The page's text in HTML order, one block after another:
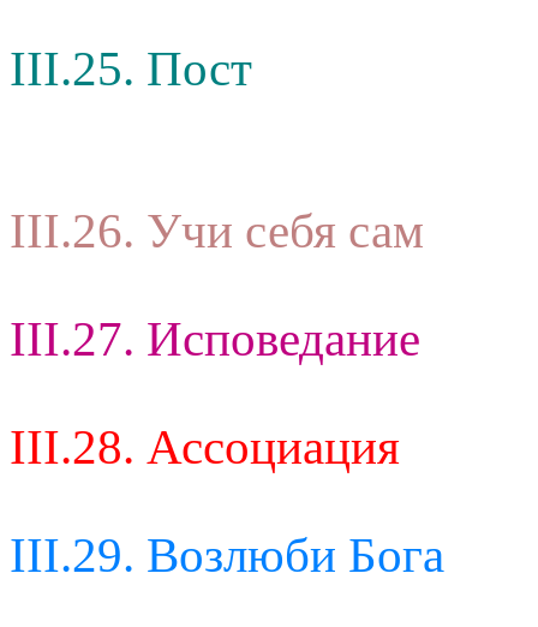
III.25. Пост
III.26. Учи себя сам
III.27. Исповедание
III.28. Ассоциация
III.29. Возлюби Бога